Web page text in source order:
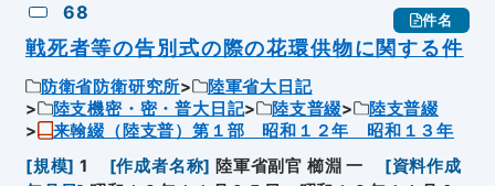
68 件名
戦死者等の告別式の際の花環供物に関する件
防衛省防衛研究所
陸軍省大日記
陸支機密・密・普大日記
陸支普綴
陸支普綴
来翰綴（陸支普）第１部 昭和１２年 昭和１３年
[規模] 1 [作成者名称] 陸軍省副官 櫛淵 一 [資料作成